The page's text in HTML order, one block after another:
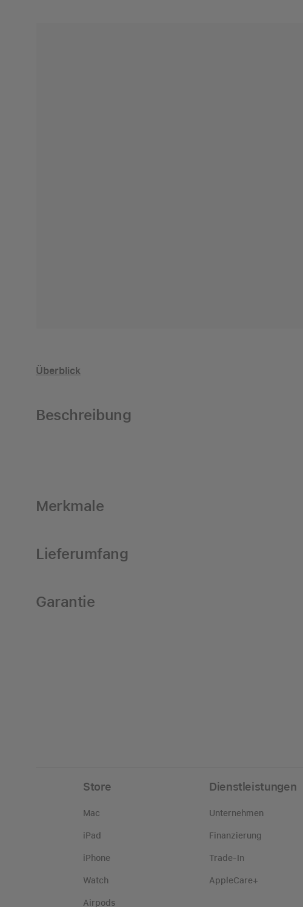
Überblick
Beschreibung
Merkmale
Lieferumfang
Garantie
Store
Mac
iPad
iPhone
Watch
Airpods
Dienstleistungen
Unternehmen
Finanzierung
Trade-In
AppleCare+